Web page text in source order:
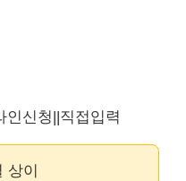
인신청||직접입력
상이